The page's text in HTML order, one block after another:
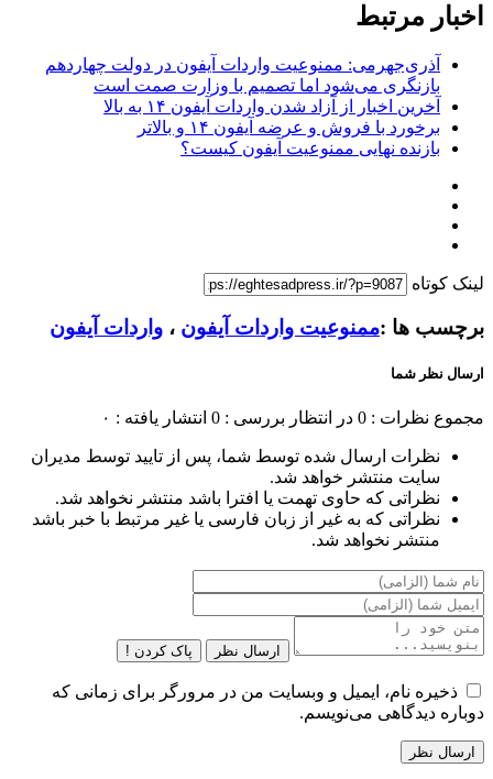
اخبار مرتبط
آذری‌جهرمی: ممنوعیت واردات آیفون در دولت چهاردهم
بازنگری می‌شود اما تصمیم با وزارت صمت است
آخرین اخبار از آزاد شدن واردات آیفون ۱۴ به بالا
برخورد با فروش و عرضه آیفون ۱۴ و بالاتر
بازنده نهایی ممنوعیت آیفون کیست؟
لینک کوتاه
برچسب ها :ممنوعیت واردات آیفون ، واردات آیفون
ارسال نظر شما
مجموع نظرات : 0 در انتظار بررسی : 0 انتشار یافته : ۰
نظرات ارسال شده توسط شما، پس از تایید توسط مدیران
سایت منتشر خواهد شد.
نظراتی که حاوی تهمت یا افترا باشد منتشر نخواهد شد.
نظراتی که به غیر از زبان فارسی یا غیر مرتبط با خبر باشد
منتشر نخواهد شد.
ارسال نظر پاک کردن !
ذخیره نام، ایمیل و وبسایت من در مرورگر برای زمانی که
دوباره دیدگاهی می‌نویسم.